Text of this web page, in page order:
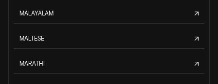
MALAYALAM
MALTESE
MARATHI